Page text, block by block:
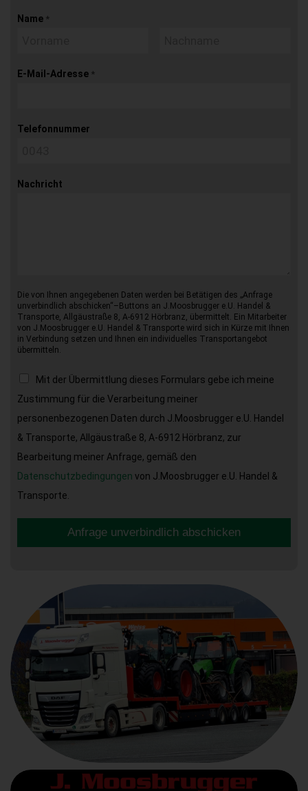
Name *
E-Mail-Adresse *
Telefonnummer
Nachricht
Die von Ihnen angegebenen Daten werden bei Betätigen des „Anfrage
unverbindlich abschicken“–Buttons an J.Moosbrugger e.U. Handel &
Transporte, Allgäustraße 8, A-6912 Hörbranz, übermittelt. Ein Mitarbeiter
von J.Moosbrugger e.U. Handel & Transporte wird sich in Kürze mit Ihnen
in Verbindung setzen und Ihnen ein individuelles Transportangebot
übermitteln.
Mit der Übermittlung dieses Formulars gebe ich meine
Zustimmung für die Verarbeitung meiner
personenbezogenen Daten durch J.Moosbrugger e.U. Handel
& Transporte, Allgäustraße 8, A-6912 Hörbranz, zur
Bearbeitung meiner Anfrage, gemäß den
Datenschutzbedingungen von J.Moosbrugger e.U. Handel &
Transporte.
Anfrage unverbindlich abschicken